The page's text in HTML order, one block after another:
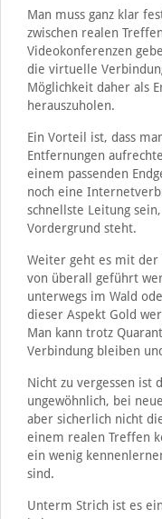
Man muss ganz klar
zwischen realen
Videokonferenzen
die virtuelle
Möglichkeit daher als
herauszuholen.
Ein Vorteil ist, dass
Entfernungen
einem passenden
noch eine
schnellste Leitung
Vordergrund steht.
Weiter geht es mit der
von überall geführt
unterwegs im Wald
dieser Aspekt Gold
Man kann trotz
Verbindung bleiben
Nicht zu vergessen ist
ungewöhnlich, bei
aber sicherlich nicht
einem realen Treffen
ein wenig
sind.
Unterm Strich ist es